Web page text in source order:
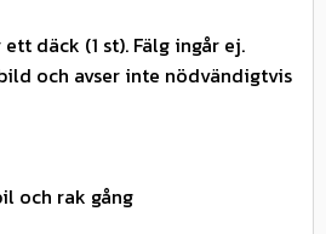
däck (1 st). Fälg ingår ej.
och avser inte nödvändigtvis
och rak gång